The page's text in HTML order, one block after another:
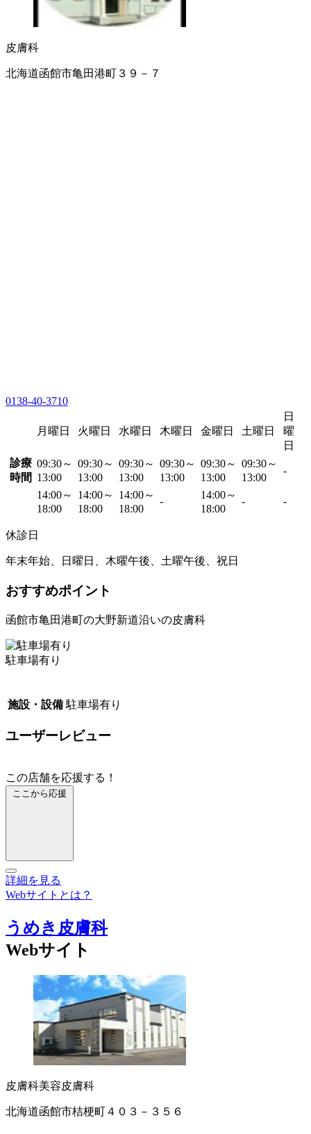
皮膚科
北海道函館市亀田港町３９－７
0138-40-3710
月曜日 火曜日 水曜日 木曜日 金曜日 土曜日
日
曜
日
診療
時間
09:30～
13:00
09:30～
13:00
09:30～
13:00
09:30～
13:00
09:30～
13:00
09:30～
13:00
-
14:00～
18:00
14:00～
18:00
14:00～
18:00
-
14:00～
18:00
- -
休診日
年末年始、日曜日、木曜午後、土曜午後、祝日
おすすめポイント
函館市亀田港町の大野新道沿いの皮膚科
駐車場有り
施設・設備 駐車場有り
ユーザーレビュー
この店舗を応援する！
ここから応援
詳細を見る
Webサイトとは？
うめき皮膚科
Webサイト
皮膚科美容皮膚科
北海道函館市桔梗町４０３－３５６